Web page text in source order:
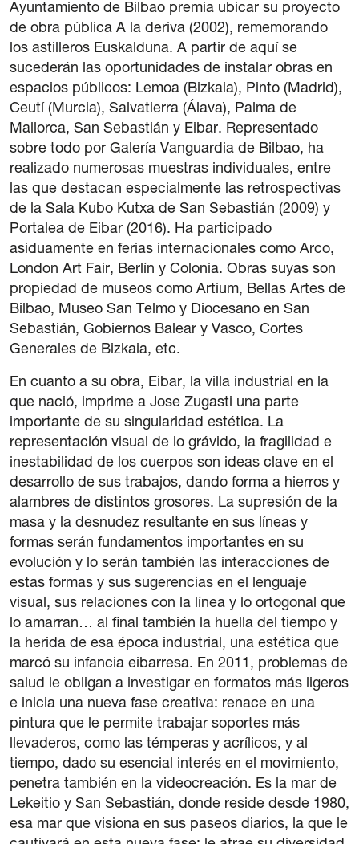
Sponsors
Legal notice
Privacy Policy
Cookie policy
General terms and conditions of purchase
Ayuntamiento de Bilbao premia ubicar su proyecto
de obra pública A la deriva (2002), rememorando
los astilleros Euskalduna. A partir de aquí se
sucederán las oportunidades de instalar obras en
espacios públicos: Lemoa (Bizkaia), Pinto (Madrid),
Ceutí (Murcia), Salvatierra (Álava), Palma de
Mallorca, San Sebastián y Eibar. Representado
sobre todo por Galería Vanguardia de Bilbao, ha
realizado numerosas muestras individuales, entre
las que destacan especialmente las retrospectivas
de la Sala Kubo Kutxa de San Sebastián (2009) y
Portalea de Eibar (2016). Ha participado
asiduamente en ferias internacionales como Arco,
London Art Fair, Berlín y Colonia. Obras suyas son
propiedad de museos como Artium, Bellas Artes de
Bilbao, Museo San Telmo y Diocesano en San
Sebastián, Gobiernos Balear y Vasco, Cortes
Generales de Bizkaia, etc.
En cuanto a su obra, Eibar, la villa industrial en la
que nació, imprime a Jose Zugasti una parte
importante de su singularidad estética. La
representación visual de lo grávido, la fragilidad e
inestabilidad de los cuerpos son ideas clave en el
desarrollo de sus trabajos, dando forma a hierros y
alambres de distintos grosores. La supresión de la
masa y la desnudez resultante en sus líneas y
formas serán fundamentos importantes en su
evolución y lo serán también las interacciones de
estas formas y sus sugerencias en el lenguaje
visual, sus relaciones con la línea y lo ortogonal que
lo amarran… al final también la huella del tiempo y
la herida de esa época industrial, una estética que
marcó su infancia eibarresa. En 2011, problemas de
salud le obligan a investigar en formatos más ligeros
e inicia una nueva fase creativa: renace en una
pintura que le permite trabajar soportes más
llevaderos, como las témperas y acrílicos, y al
tiempo, dado su esencial interés en el movimiento,
penetra también en la videocreación. Es la mar de
Lekeitio y San Sebastián, donde reside desde 1980,
esa mar que visiona en sus paseos diarios, la que le